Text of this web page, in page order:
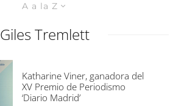
A a la Z
Giles Tremlett
Katharine Viner, ganadora del
XV Premio de Periodismo
‘Diario Madrid’